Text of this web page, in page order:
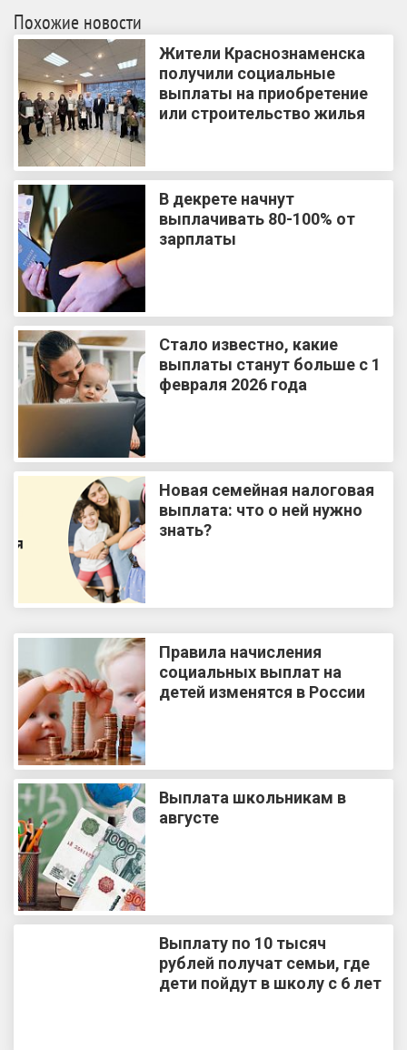
Похожие новости
Жители Краснознаменска
получили социальные
выплаты на приобретение
или строительство жилья
В декрете начнут
выплачивать 80-100% от
зарплаты
Стало известно, какие
выплаты станут больше с 1
февраля 2026 года
Новая семейная налоговая
выплата: что о ней нужно
знать?
Правила начисления
социальных выплат на
детей изменятся в России
Выплата школьникам в
августе
Выплату по 10 тысяч
рублей получат семьи, где
дети пойдут в школу с 6 лет